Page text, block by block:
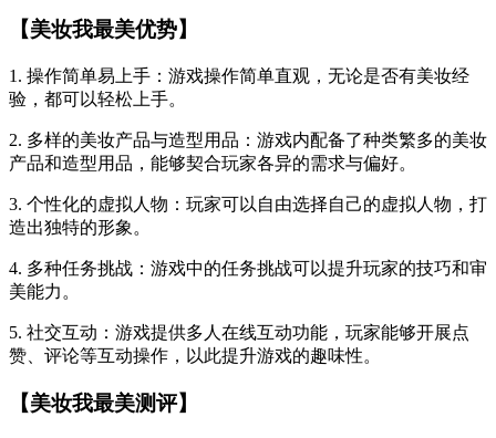
【美妆我最美优势】
1. 操作简单易上手：游戏操作简单直观，无论是否有美妆经
验，都可以轻松上手。
2. 多样的美妆产品与造型用品：游戏内配备了种类繁多的美妆
产品和造型用品，能够契合玩家各异的需求与偏好。
3. 个性化的虚拟人物：玩家可以自由选择自己的虚拟人物，打
造出独特的形象。
4. 多种任务挑战：游戏中的任务挑战可以提升玩家的技巧和审
美能力。
5. 社交互动：游戏提供多人在线互动功能，玩家能够开展点
赞、评论等互动操作，以此提升游戏的趣味性。
【美妆我最美测评】